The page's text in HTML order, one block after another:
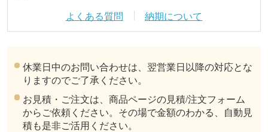
よくある質問
納期について
休業日中のお問い合わせは、翌営業日以降の対応とな
りますのでご了承ください。
お見積・ご注文は、商品ページの見積/注文フォーム
からご依頼ください。その場で金額のわかる、自動見
積も是非ご活用ください。